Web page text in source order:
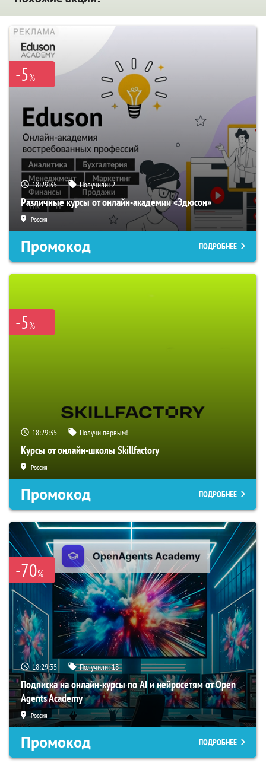
-5%
18:29:34 Получили:2
Различные курсы от онлайн-академии «Эдюсон»
Россия
Промокод ПОДРОБНЕЕ
-5%
18:29:34 Получи первым!
Курсы от онлайн-школы Skillfactory
Россия
Промокод ПОДРОБНЕЕ
-70%
18:29:34 Получили:18
Подписка на онлайн-курсы по AI и нейросетям от Open
Agents Academy
Россия
Промокод ПОДРОБНЕЕ